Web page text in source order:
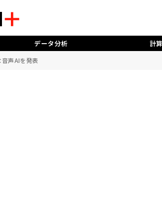
データ分析 計
声AIを発表